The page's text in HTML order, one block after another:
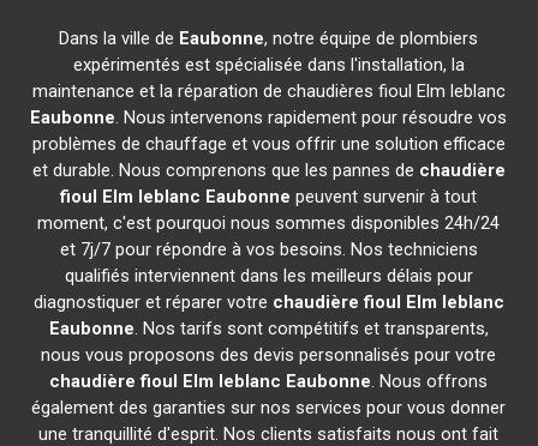
Dans la ville de Eaubonne, notre équipe de plombiers
expérimentés est spécialisée dans l'installation, la
maintenance et la réparation de chaudières fioul Elm leblanc
Eaubonne. Nous intervenons rapidement pour résoudre vos
problèmes de chauffage et vous offrir une solution efficace
et durable. Nous comprenons que les pannes de chaudière
fioul Elm leblanc Eaubonne peuvent survenir à tout
moment, c'est pourquoi nous sommes disponibles 24h/24
et 7j/7 pour répondre à vos besoins. Nos techniciens
qualifiés interviennent dans les meilleurs délais pour
diagnostiquer et réparer votre chaudière fioul Elm leblanc
Eaubonne. Nos tarifs sont compétitifs et transparents,
nous vous proposons des devis personnalisés pour votre
chaudière fioul Elm leblanc Eaubonne. Nous offrons
également des garanties sur nos services pour vous donner
une tranquillité d'esprit. Nos clients satisfaits nous ont fait